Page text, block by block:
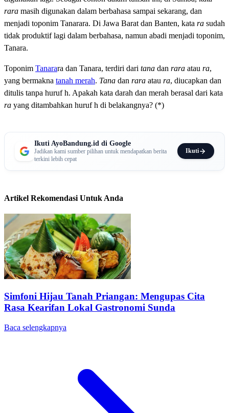
rara masih digunakan dalam berbahasa sampai sekarang, dan
menjadi toponim Tanarara. Di Jawa Barat dan Banten, kata ra sudah
tidak produktif lagi dalam berbahasa, namun abadi menjadi toponim,
Tanara.
Toponim Tanarara dan Tanara, terdiri dari tana dan rara atau ra,
yang bermakna tanah merah. Tana dan rara atau ra, diucapkan dan
ditulis tanpa huruf h. Apakah kata darah dan merah berasal dari kata
ra yang ditambahkan huruf h di belakangnya? (*)
Ikuti AyoBandung.id di Google
Jadikan kami sumber pilihan untuk mendapatkan berita
terkini lebih cepat
Ikuti
Artikel Rekomendasi Untuk Anda
Simfoni Hijau Tanah Priangan: Mengupas Cita
Rasa Kearifan Lokal Gastronomi Sunda
Baca selengkapnya